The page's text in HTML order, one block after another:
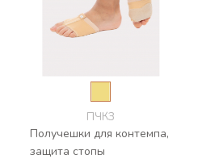
ПЧКЗ
Получешки для контемпа,
защита стопы